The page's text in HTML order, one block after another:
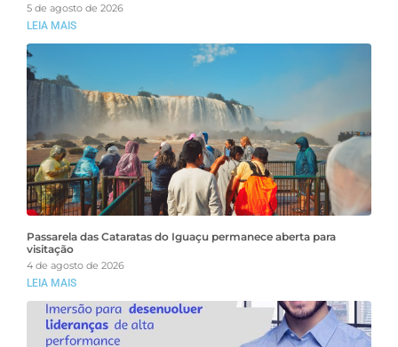
5 de agosto de 2026
LEIA MAIS
Passarela das Cataratas do Iguaçu permanece aberta para
visitação
4 de agosto de 2026
LEIA MAIS